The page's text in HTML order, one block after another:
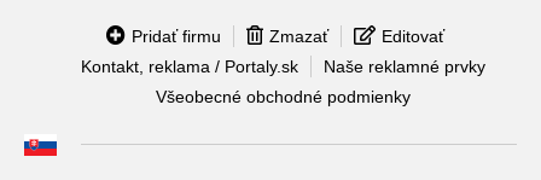
Pridať firmu Zmazať
Editovať
Kontakt, reklama / Portaly.sk
Naše reklamné prvky
Všeobecné obchodné podmienky